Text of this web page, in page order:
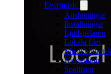
Evermusic
Anslutningar
Inställningar
Ljudspelaren
Lokala filer
Navigation
Spellistor